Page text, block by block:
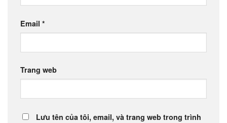
Email *
Trang web
Lưu tên của tôi, email, và trang web trong trình